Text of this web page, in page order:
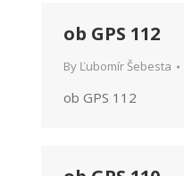
ob GPS 112
By Ľubomír Šebesta
ob GPS 112